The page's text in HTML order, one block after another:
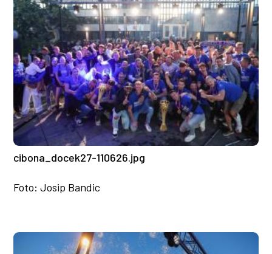
cibona_docek27-110626.jpg
Foto: Josip Bandic